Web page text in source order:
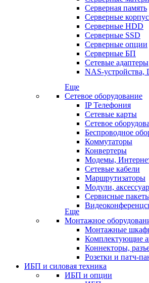
Серверная память
Серверные
Серверные HDD
Серверные SSD
Серверные опции
Серверные БП
Сетевые адаптеры
NAS-устройства,
Еще
Сетевое оборудование
IP Телефония
Сетевые карты
Сетевое
Беспроводное
Коммутаторы
Конвертеры
Модемы,
Сетевые кабели
Маршрутизаторы
Модули,
Сервисные
Еще
Монтажное
Монтажные
Комплектующие
Коннекторы,
Розетки и патч-
ИБП и силовая техника
ИБП и опции